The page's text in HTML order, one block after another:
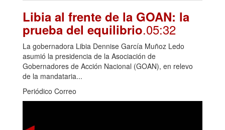
Libia al frente de la GOAN: la
prueba del equilibrio.05:32
La gobernadora Libia Dennise García Muñoz Ledo
asumió la presidencia de la Asociación de
Gobernadores de Acción Nacional (GOAN), en relevo
de la mandataria...
Periódico Correo